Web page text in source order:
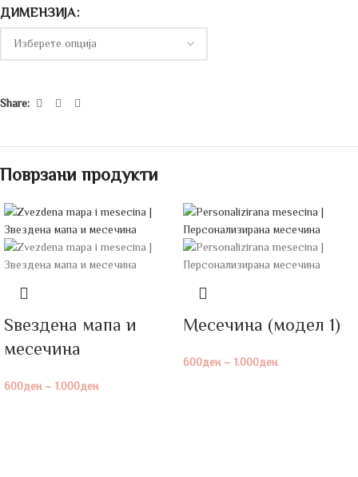
ДИМЕНЗИЈА
Share:
Поврзани продукти
Ѕвездена мапа и
месечина
600ден – 1.000ден
Месечина (модел 1)
600ден – 1.000ден